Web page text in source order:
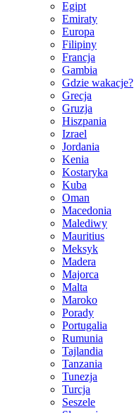
Egipt
Emiraty
Europa
Filipiny
Francja
Gambia
Gdzie wakacje?
Grecja
Gruzja
Hiszpania
Izrael
Jordania
Kenia
Kostaryka
Kuba
Oman
Macedonia
Malediwy
Mauritius
Meksyk
Madera
Majorca
Malta
Maroko
Porady
Portugalia
Rumunia
Tajlandia
Tanzania
Tunezja
Turcja
Seszele